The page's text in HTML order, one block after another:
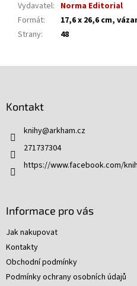
Vydavatel: Norma Editorial
Formát:
17,6 x 26,6 cm,
Strany: 48
Kontakt
knihy@arkham.cz
271737304
https://www.facebook.com/
Informace pro vás
Jak nakupovat
Kontakty
Obchodní podmínky
Podmínky ochrany osobních údajů